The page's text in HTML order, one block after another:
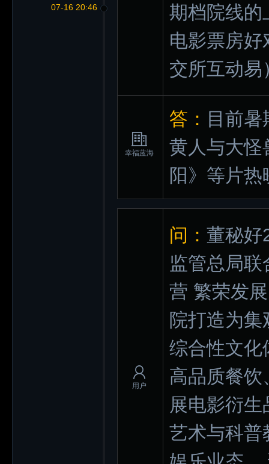
07-16 20:46
期档院线的
电影票房
交所互动易
幸福蓝海
答： 目前
黄人与大怪
阳》等片
用户
问： 董秘好
监管总局
营 繁荣发
院打造为
综合性文化
高品质餐饮
展电影衍
艺术与科普